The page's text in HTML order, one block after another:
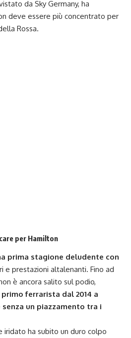
da Sky Germany, ha
deve essere più concentrato per
Rossa.
per Hamilton
prima stagione deludente con
e prestazioni altalenanti. Fino ad
è ancora salito sul podio,
primo ferrarista dal 2014 a
un piazzamento tra i
ha subito un duro colpo